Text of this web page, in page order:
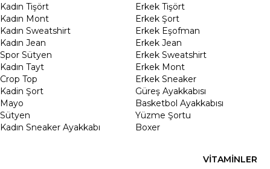
Kadın Tişört
Kadın Mont
Kadın Sweatshirt
Kadın Jean
Spor Sütyen
Kadın Tayt
Crop Top
Kadin Şort
Mayo
Sütyen
Kadın Sneaker Ayakkabı
Erkek Tişört
Erkek Şort
Erkek Eşofman
Erkek Jean
Erkek Sweatshirt
Erkek Mont
Erkek Sneaker
Güreş Ayakkabısı
Basketbol Ayakkabısı
Yüzme Şortu
Boxer
VİTAMİNLER